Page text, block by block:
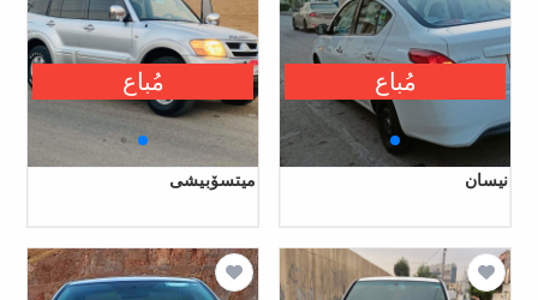
نیسان
مُباع
میتسۆبیشی
مُباع